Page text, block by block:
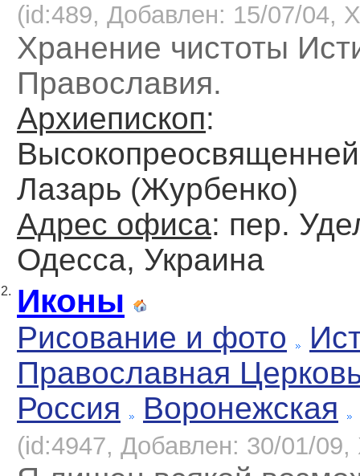
(id:489, Добавлен: 15/07/04,
Хранение чистоты
Православия.
Архиепископ:
Лазарь (Журбенко)
Адрес офиса: пер.
Одесса, Украина
2. Иконы
Рисование и фото
Православная
Россия
Воронежская
(id:4947, Добавлен: 30/01/09,